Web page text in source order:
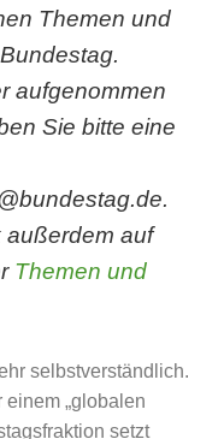
Themen und
aufgenommen
Sie bitte eine
außerdem auf
Themen und
selbstverständlich.
„globalen
setzt